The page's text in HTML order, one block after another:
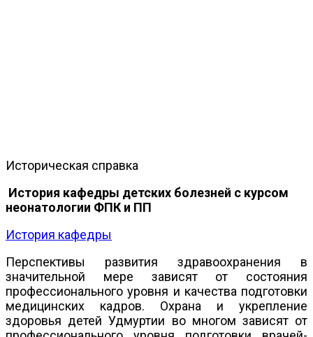
Историческая справка
История кафедры детских болезней с курсом
неонатологии ФПК и ПП
История кафедры
Перспективы развития здравоохранения в
значительной мере зависят от состояния
профессионального уровня и качества подготовки
медицинских кадров. Охрана и укрепление
здоровья детей Удмуртии во многом зависят от